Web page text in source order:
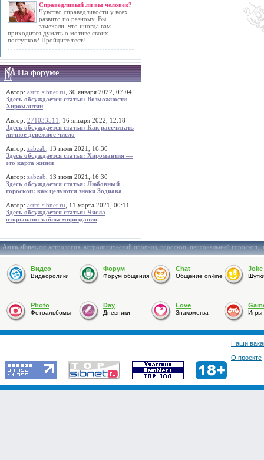
Справедливый ли вы человек?
Чувство справедливости у всех
развито по разному. Вы
замечали, что иногда вам
приходится думать о мотиве своих
поступков? Пройдите тест!
На форуме
Автор: astro.sibnet.ru , 30 января 2022, 07:04
Здесь обсуждается статья: Возможности
Хиромантии
Автор: 271033511
, 16 января 2022, 12:18
Здесь обсуждается статья: Как рассчитать
личное денежное число
Автор: zabzab , 13 июля 2021, 16:30
Здесь обсуждается статья: Хиромантия —
это карта жизни
Автор: zabzab , 13 июля 2021, 16:30
Здесь обсуждается статья: Любовный
гороскоп: как целуются знаки Зодиака
Автор: astro.sibnet.ru , 11 марта 2021, 00:11
Здесь обсуждается статья: Числа
открывают тайны мироздания
Astro.sibnet.ru:астрология,астрологический прогноз,гороскоп,персональный гороскоп,
Видео
Видеоролики
Форум
Форум общения
Chat
Общение on-line
Joke
Photo
Фотоальбомы
Day
Дневники
Love
Знакомства Игры
Наши
О проекте